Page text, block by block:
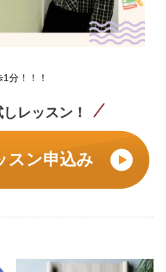
分！！！
レッスン！
スン申込み